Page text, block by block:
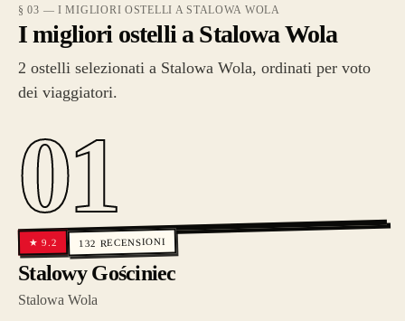
§ 03 — I MIGLIORI OSTELLI A STALOWA WOLA
I migliori ostelli a Stalowa Wola
2 ostelli selezionati a Stalowa Wola, ordinati per voto
dei viaggiatori.
01
★9.2 132 RECENSIONI
Stalowy Gościniec
Stalowa Wola